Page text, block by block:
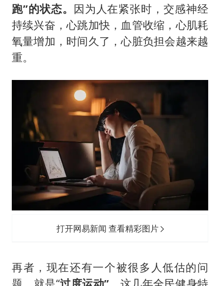
跑”的状态。 因为人在紧张时，交感神经
持续兴奋，心跳加快，血管收缩，心肌耗
氧量增加，时间久了，心脏负担会越来越
重。
打开网易新闻 查看精彩图片
再者，现在还有一个被很多人低估的问